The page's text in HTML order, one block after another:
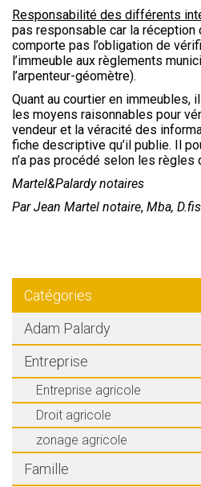
Responsabilité des différents
pas responsable car la réception
comporte pas l’obligation de
l’immeuble aux règlements
l’arpenteur-géomètre).
Quant au courtier en immeubles,
les moyens raisonnables pour
vendeur et la véracité des
fiche descriptive qu’il publie. Il
n’a pas procédé selon les règles
Martel&Palardy notaires
Par Jean Martel notaire, Mba,
Catégories
Adam Palardy
Entreprise
Entreprise agricole
Droit agricole
zonage agricole
Famille